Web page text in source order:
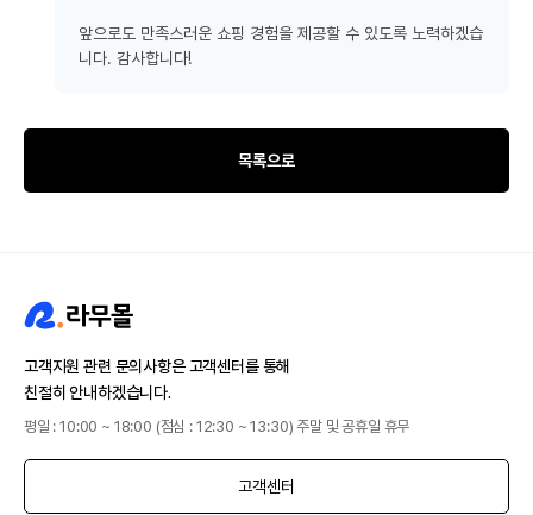
앞으로도 만족스러운 쇼핑 경험을 제공할 수 있도록 노력하겠습
니다. 감사합니다!
목록으로
고객지원 관련 문의사항은 고객센터를 통해
친절히 안내하겠습니다.
평일 : 10:00 ~ 18:00 (점심 : 12:30 ~ 13:30) 주말 및 공휴일 휴무
고객센터